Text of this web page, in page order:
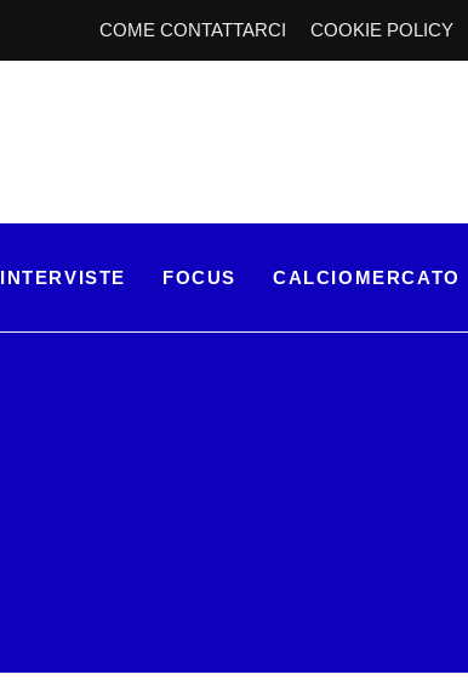
COME CONTATTARCI COOKIE POLICY
INTERVISTE FOCUS CALCIOMERCATO